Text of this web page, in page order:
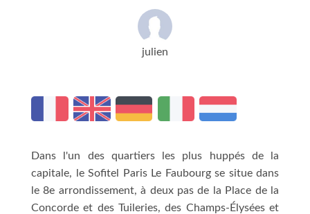
julien
Dans l'un des quartiers les plus huppés de la
capitale, le Sofitel Paris Le Faubourg se situe dans
le 8e arrondissement, à deux pas de la Place de la
Concorde et des Tuileries, des Champs-Élysées et